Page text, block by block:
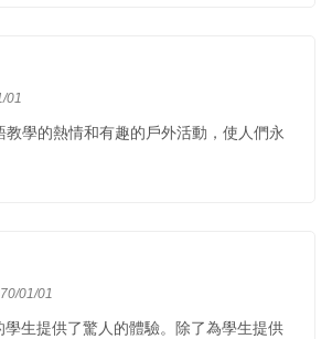
01
教學的熱情和有趣的戶外活動，使人們永
01/01
學生提供了驚人的體驗。除了為學生提供